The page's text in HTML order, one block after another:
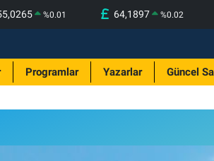
%0.01 64,1897 %0.02
Programlar Yazarlar Güncel